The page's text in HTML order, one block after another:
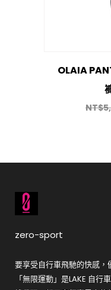
OLAIA
NT$
zero-sport
要享受自行車飛馳的快感，
「無限運動」是LAKE 自